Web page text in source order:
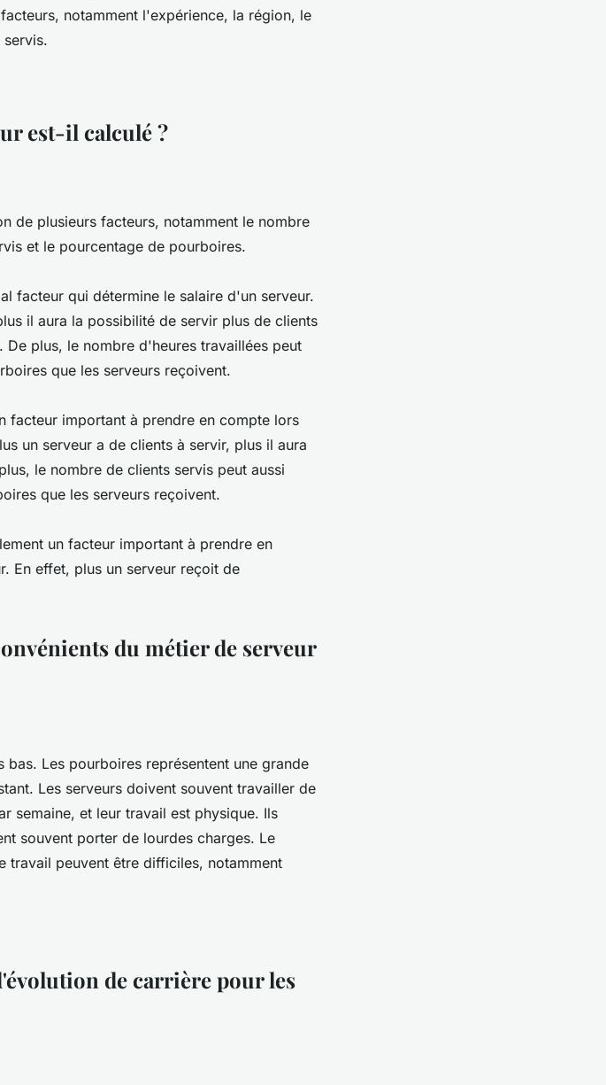
notamment l'expérience, la région, le
est-il calculé ?
de plusieurs facteurs, notamment le nombre
et le pourcentage de pourboires.
facteur qui détermine le salaire d'un serveur.
il aura la possibilité de servir plus de clients
plus, le nombre d'heures travaillées peut
que les serveurs reçoivent.
facteur important à prendre en compte lors
un serveur a de clients à servir, plus il aura
le nombre de clients servis peut aussi
que les serveurs reçoivent.
un facteur important à prendre en
En effet, plus un serveur reçoit de
du métier de serveur
Les pourboires représentent une grande
Les serveurs doivent souvent travailler de
semaine, et leur travail est physique. Ils
souvent porter de lourdes charges. Le
travail peuvent être difficiles, notamment
de carrière pour les